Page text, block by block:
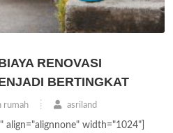
RENOVASI
BERTINGKAT
rumah asriland
align="alignnone" width="1024"]